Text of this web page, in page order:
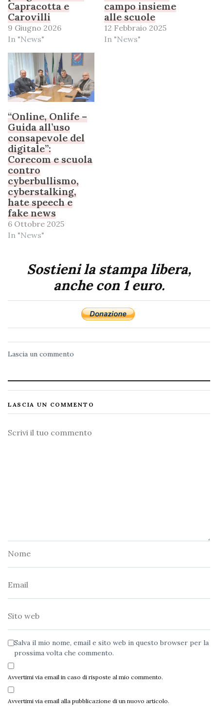
Capracotta e
Carovilli
9 Giugno 2026
In "News"
campo insieme
alle scuole
12 Febbraio 2025
In "News"
“Online, Onlife –
Guida all’uso
consapevole del
digitale”:
Corecom e scuola
contro
cyberbullismo,
cyberstalking,
hate speech e
fake news
6 Ottobre 2025
In "News"
Sostieni la stampa libera,
anche con 1 euro.
Lascia un commento
LASCIA UN COMMENTO
Commento
Salva il mio nome, email e sito web in questo browser per la
prossima volta che commento.
Avvertimi via email in caso di risposte al mio commento.
Avvertimi via email alla pubblicazione di un nuovo articolo.